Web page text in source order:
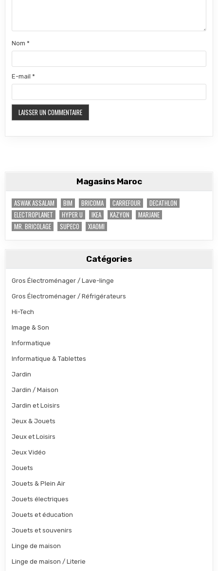
Nom*
E-mail*
Magasins Maroc
ASWAK ASSALAM BIM BRICOMA CARREFOUR
DECATHLON
ELECTROPLANET
HYPER U IKEA KAZYON
MARJANE
MR. BRICOLAGE
SUPECO XIAOMI
Catégories
Gros Électroménager / Lave-linge
Gros Électroménager / Réfrigérateurs
Hi-Tech
Image & Son
Informatique
Informatique & Tablettes
Jardin
Jardin / Maison
Jardin et Loisirs
Jeux & Jouets
Jeux et Loisirs
Jeux Vidéo
Jouets
Jouets & Plein Air
Jouets électriques
Jouets et éducation
Jouets et souvenirs
Linge de maison
Linge de maison / Literie